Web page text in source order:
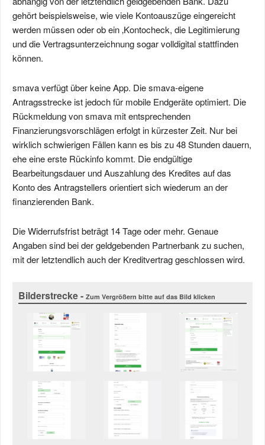
gehört beispielsweise, wie viele Kontoauszüge eingereicht
werden müssen oder ob ein ‚Kontocheck, die Legitimierung
und die Vertragsunterzeichnung sogar volldigital stattfinden
können.
smava verfügt über keine App. Die smava-eigene
Antragsstrecke ist jedoch für mobile Endgeräte optimiert. Die
Rückmeldung von smava mit entsprechenden
Finanzierungsvorschlägen erfolgt in kürzester Zeit. Nur bei
wirklich schwierigen Fällen kann es bis zu 48 Stunden dauern,
ehe eine erste Rückinfo kommt. Die endgültige
Bearbeitungsdauer und Auszahlung des Kredites auf das
Konto des Antragstellers orientiert sich wiederum an der
finanzierenden Bank.
Die Widerrufsfrist beträgt 14 Tage oder mehr. Genaue
Angaben sind bei der geldgebenden Partnerbank zu suchen,
mit der letztendlich auch der Kreditvertrag geschlossen wird.
Bilderstrecke - Zum Vergrößern bitte auf das Bild klicken